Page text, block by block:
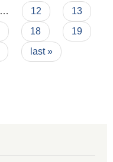
… 12
13
18
19
last »